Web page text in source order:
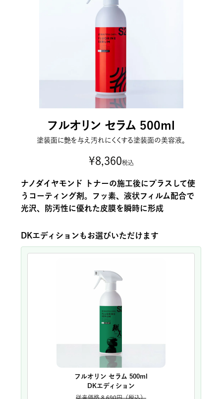
塗装面に艶を与え汚れにくくする塗装面の美容液。
フルオリン セラム 500ml
¥8,360税込
ナノダイヤモンド トナーの施工後にプラスして使
うコーティング剤。フッ素、液状フィルム配合で
光沢、防汚性に優れた皮膜を瞬時に形成
DKエディションもお選びいただけます
フルオリン セラム 500ml
DKエディション
従来価格 8,690円（税込）